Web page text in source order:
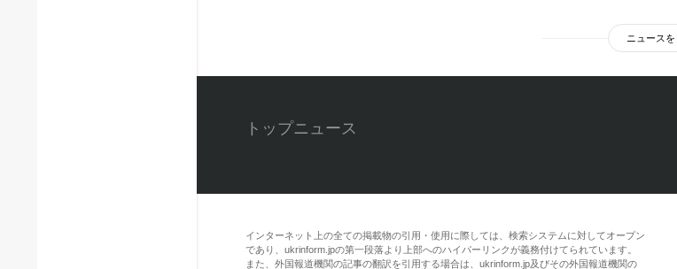
ニュース
トップニュース
インターネット上の全ての掲載物の引用・使用に際しては、検索システムに対してオープン
であり、ukrinform.jpの第一段落より上部へのハイパーリンクが義務付けてられています。
また、外国報道機関の記事の翻訳を引用する場合は、ukrinform.jp及びその外国報道機関の